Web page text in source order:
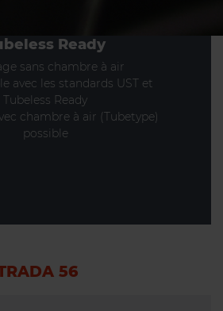
Ready
sans chambre à air
avec les standards UST et
Tubeless Ready
chambre à air (Tubetype)
possible
56